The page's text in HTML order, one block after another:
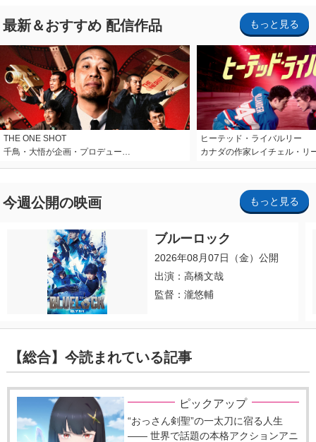
最新＆おすすめ 配信作品 もっと見る
THE ONE SHOT
千鳥・大悟が企画・プロデュー…
ヒーテッド・ライバルリー
カナダの作家レイチェル・リ
今週公開の映画 もっと見る
ブルーロック
2026年08月07日（金）公開
出演：高橋文哉
監督：瀧悠輔
【総合】今読まれている記事
ピックアップ
“おっさん剣聖”の一太刀に宿る人生
―― 世界で話題の本格アクションアニ